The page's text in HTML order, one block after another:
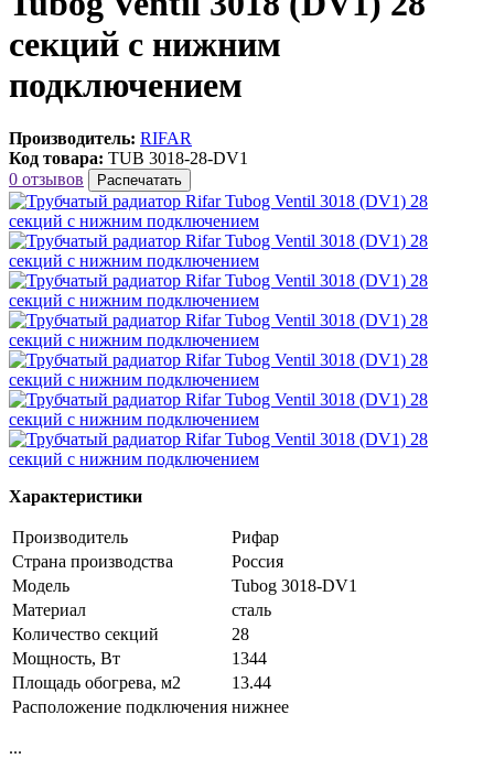
секций с нижним
подключением
Производитель: RIFAR
Код товара: TUB 3018-28-DV1
0 отзывов
Распечатать
Характеристики
Производитель
Рифар
Страна производства
Россия
Модель
Tubog 3018-DV1
Материал
сталь
Количество секций
28
Мощность, Вт
1344
Площадь обогрева, м2
13.44
Расположение подключения нижнее
...